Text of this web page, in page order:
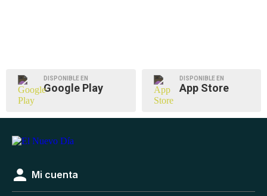
DISPONIBLE EN
Google Play
DISPONIBLE EN
App Store
Mi cuenta